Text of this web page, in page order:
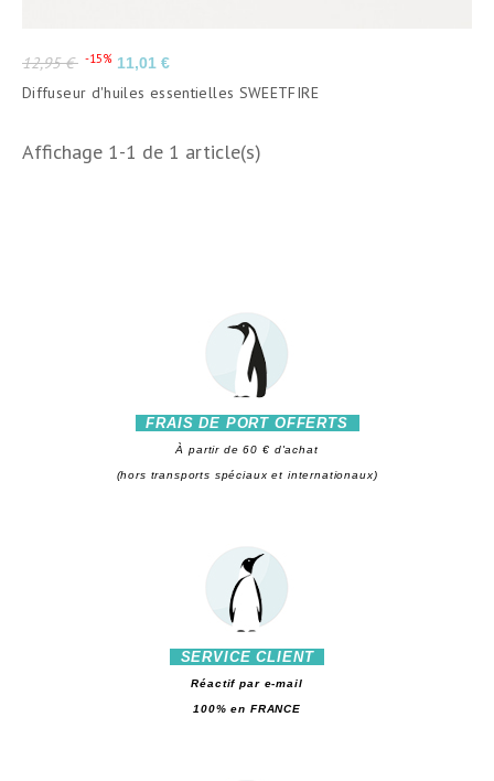
Prix
de
base
12,95 € -15% Prix
11,01 €
Diffuseur d'huiles essentielles SWEETFIRE
Affichage 1-1 de 1 article(s)
FRAIS DE PORT OFFERTS
À partir de 60 € d'achat
(hors transports spéciaux et internationaux)
SERVICE CLIENT
Réactif par e-mail
100% en FRANCE